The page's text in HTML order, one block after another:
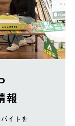
報
イトを